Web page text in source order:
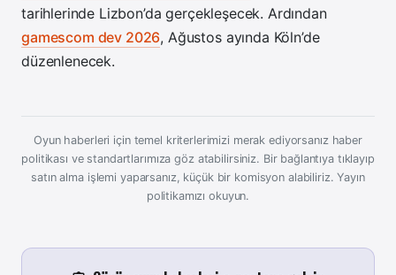
tarihlerinde Lizbon’da gerçekleşecek. Ardından
gamescom dev 2026, Ağustos ayında Köln’de
düzenlenecek.
Oyun haberleri için temel kriterlerimizi merak ediyorsanız haber
politikası ve standartlarımıza göz atabilirsiniz. Bir bağlantıya tıklayıp
satın alma işlemi yaparsanız, küçük bir komisyon alabiliriz.Yayın
politikamızı okuyun.